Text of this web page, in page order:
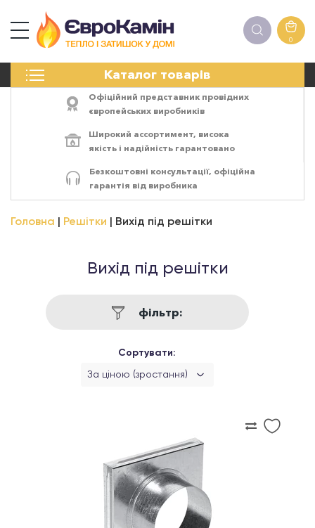
0
Каталог товарів
ПЕЧІ
ЕЛЕКТРОКАМІНИ
АКСЕСУАРИ
Офіційний представник провідних
європейських виробників
Широкий ассортимент, висока
якість і надійність гарантовано
Безкоштовні консультації, офіційна
гарантія від виробника
Головна Решітки Вихід під решітки
Вихід під решітки
фільтр:
Сортувати:
За ціною (зростання)